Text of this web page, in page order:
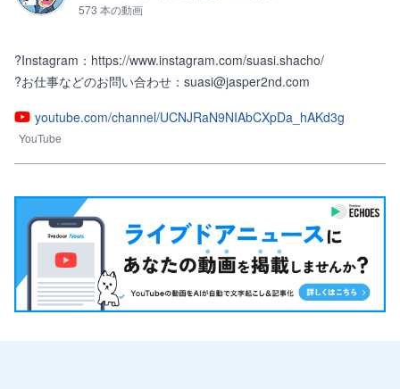
573 本の動画
?Instagram：https://www.instagram.com/suasi.shacho/
?お仕事などのお問い合わせ：suasi@jasper2nd.com
youtube.com/channel/UCNJRaN9NIAbCXpDa_hAKd3g
YouTube